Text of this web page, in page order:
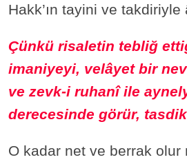
Hakk’ın tayini ve takdiriyle
Çünkü risaletin tebliğ
imaniyeyi, velâyet bir
ve zevk-i ruhanî ile
derecesinde görür,
O kadar net ve berrak olur